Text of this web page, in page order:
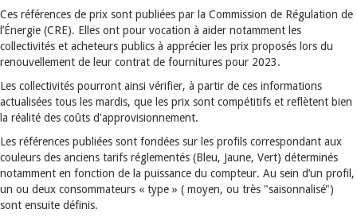
Ces références de prix sont publiées par la Commission de Régulation de
l’Énergie (CRE). Elles ont pour vocation à aider notamment les
collectivités et acheteurs publics à apprécier les prix proposés lors du
renouvellement de leur contrat de fournitures pour 2023.
Les collectivités pourront ainsi vérifier, à partir de ces informations
actualisées tous les mardis, que les prix sont compétitifs et reflètent bien
la réalité des coûts d'approvisionnement.
Les références publiées sont fondées sur les profils correspondant aux
couleurs des anciens tarifs réglementés (Bleu, Jaune, Vert) déterminés
notamment en fonction de la puissance du compteur. Au sein d’un profil,
un ou deux consommateurs « type » ( moyen, ou très "saisonnalisé")
sont ensuite définis.